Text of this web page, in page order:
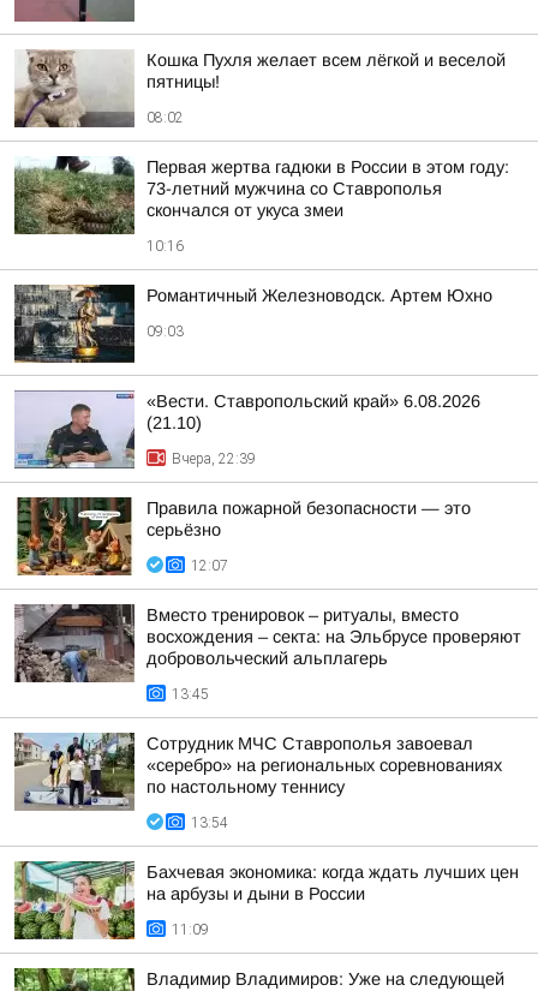
Кошка Пухля желает всем лёгкой и веселой
пятницы!
08:02
Первая жертва гадюки в России в этом году:
73-летний мужчина со Ставрополья
скончался от укуса змеи
10:16
Романтичный Железноводск. Артем Юхно
09:03
«Вести. Ставропольский край» 6.08.2026
(21.10)
Вчера, 22:39
Правила пожарной безопасности — это
серьёзно
12:07
Вместо тренировок – ритуалы, вместо
восхождения – секта: на Эльбрусе проверяют
добровольческий альплагерь
13:45
Сотрудник МЧС Ставрополья завоевал
«серебро» на региональных соревнованиях
по настольному теннису
13:54
Бахчевая экономика: когда ждать лучших цен
на арбузы и дыни в России
11:09
Владимир Владимиров: Уже на следующей